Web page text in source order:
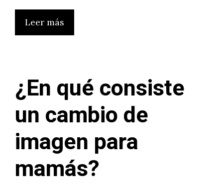
Leer más
¿En qué consiste
un cambio de
imagen para
mamás?